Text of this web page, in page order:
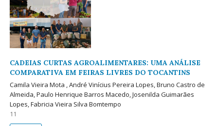
CADEIAS CURTAS AGROALIMENTARES: UMA ANÁLISE
COMPARATIVA EM FEIRAS LIVRES DO TOCANTINS
Camila Vieira Mota , André Vinícius Pereira Lopes, Bruno Castro de
Almeida, Paulo Henrique Barros Macedo, Josenilda Guimarães
Lopes, Fabricia Vieira Silva Bomtempo
11